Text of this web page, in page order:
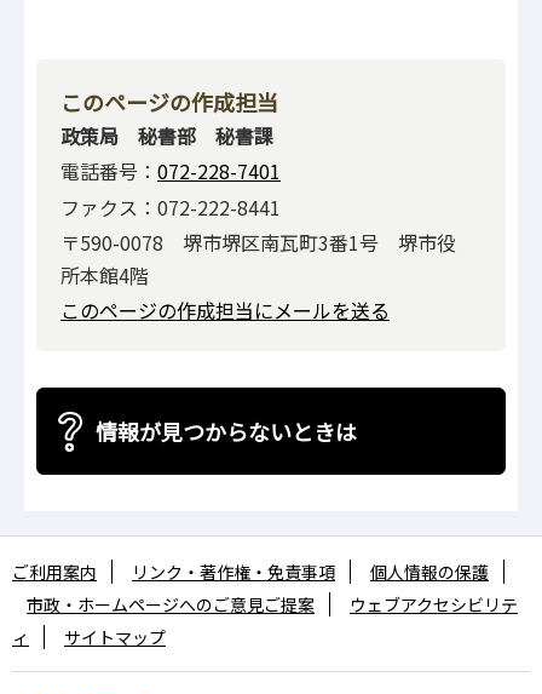
このページの作成担当
政策局 秘書部 秘書課
電話番号： 072-228-7401
ファクス：072-222-8441
〒590-0078 堺市堺区南瓦町3番1号 堺市役
所本館4階
このページの作成担当にメールを送る
情報が見つからないときは
ご利用案内 リンク・著作権・免責事項
個人情報の保護
市政・ホームページへのご意見ご提案
ウェブアクセシビリテ
ィ
サイトマップ